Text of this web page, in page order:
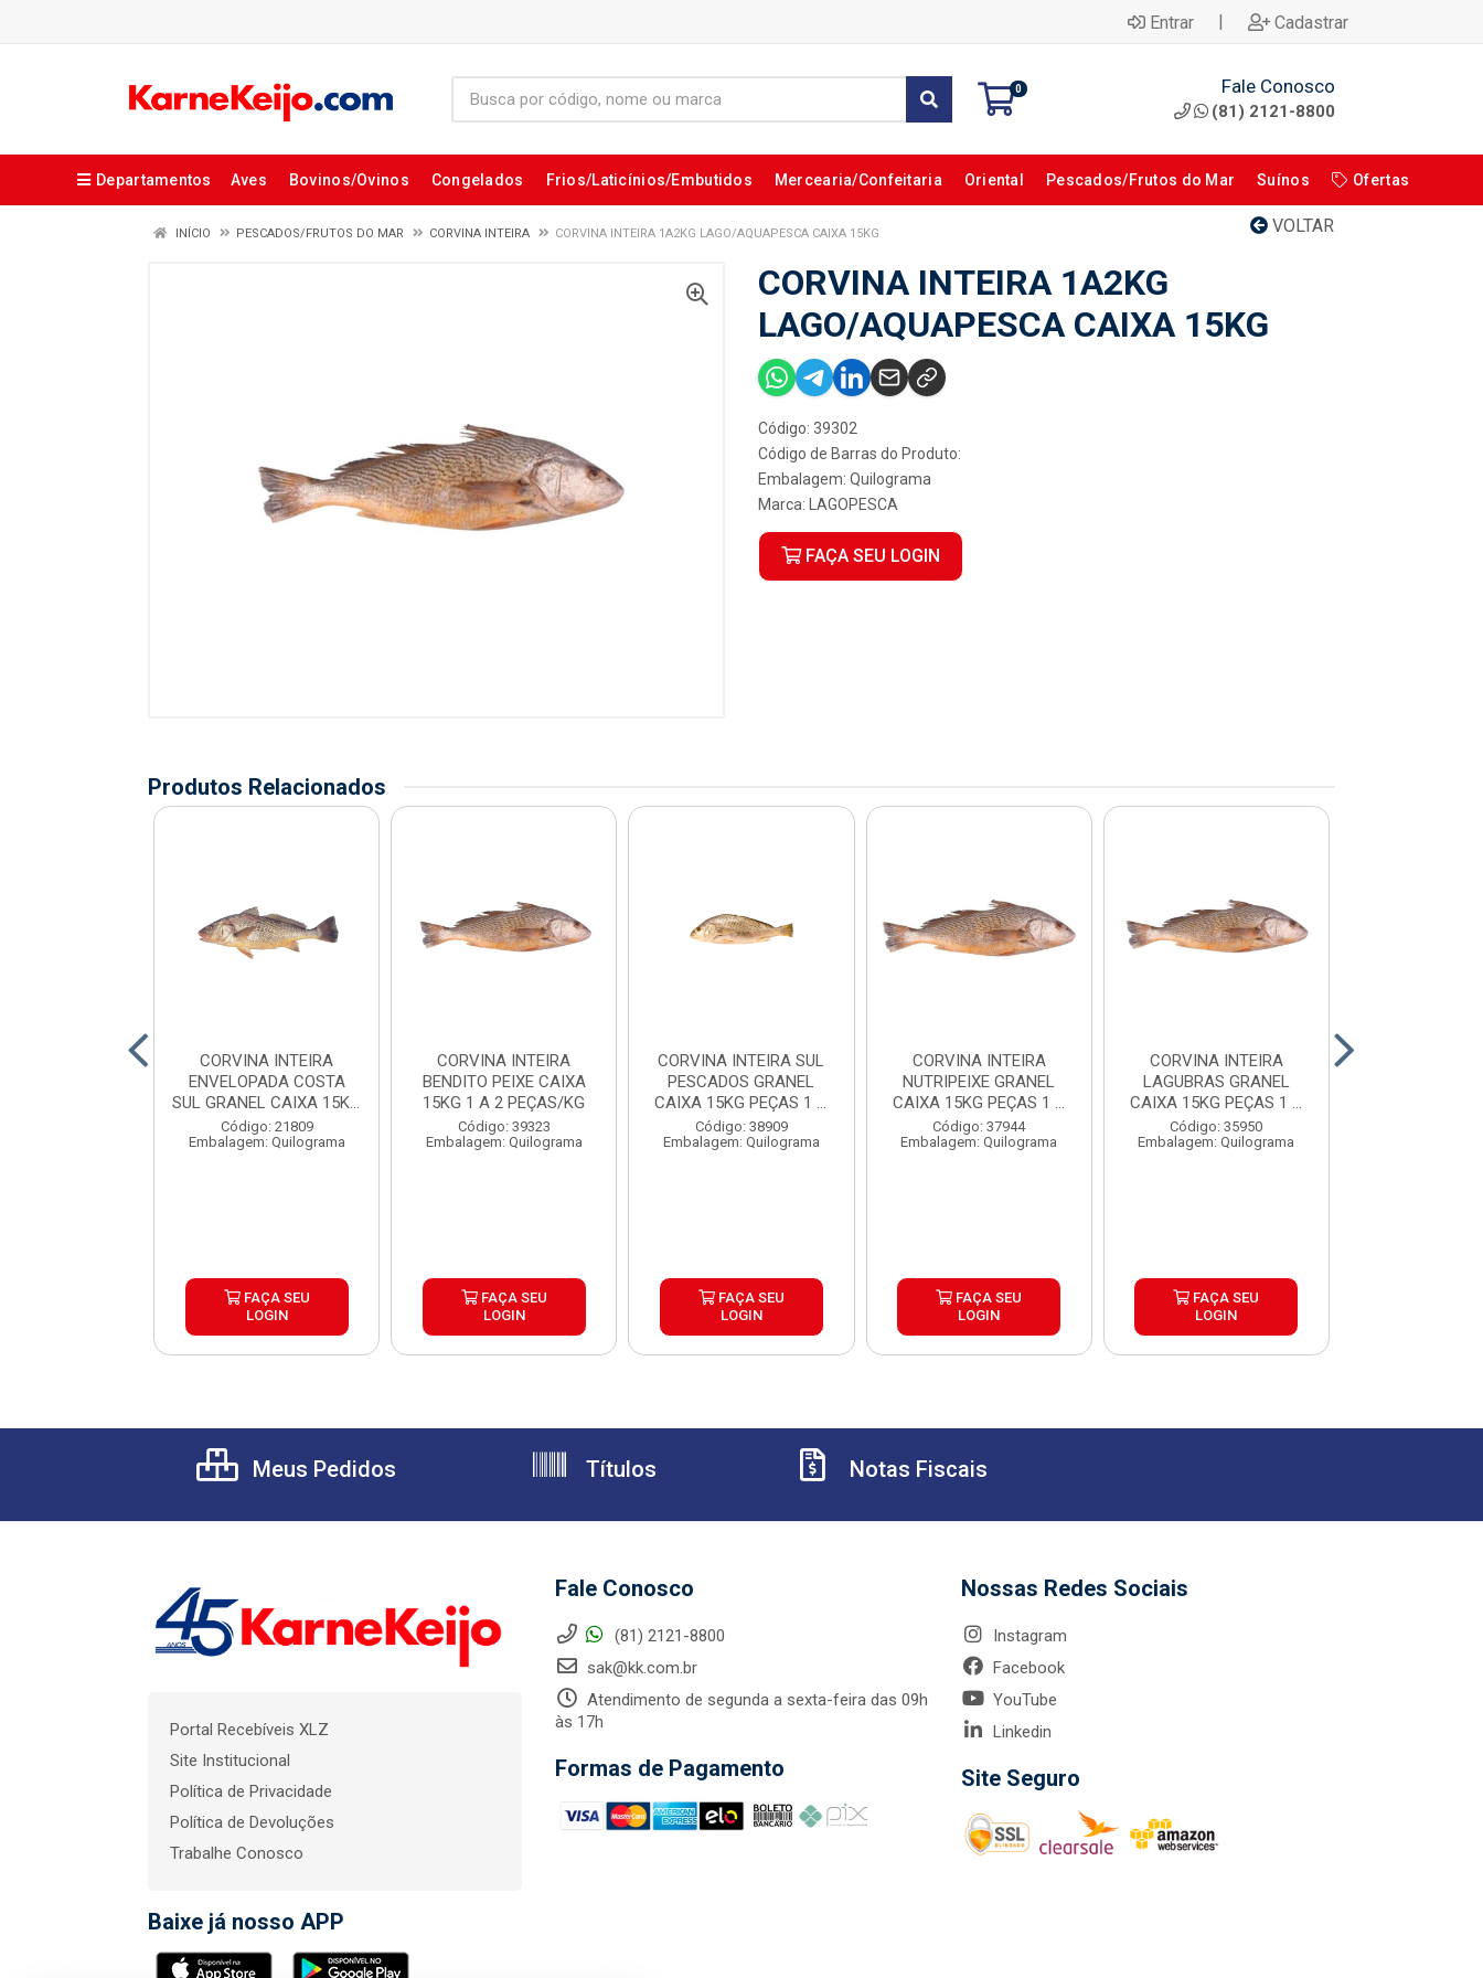
Entrar | Cadastrar
0 Fale Conosco
(81) 2121-8800
Departamentos Aves Bovinos/Ovinos Congelados Frios/Laticínios/Embutidos Mercearia/Confeitaria Oriental Pescados/Frutos do Mar Suínos Ofertas
VOLTAR
INÍCIO PESCADOS/FRUTOS DO MAR CORVINA INTEIRA CORVINA INTEIRA 1A2KG LAGO/AQUAPESCA CAIXA 15KG
CORVINA INTEIRA 1A2KG
LAGO/AQUAPESCA CAIXA 15KG
Código: 39302
Código de Barras do Produto:
Embalagem: Quilograma
Marca:
LAGOPESCA
FAÇA SEU LOGIN
Produtos Relacionados
CORVINA INTEIRA
ENVELOPADA COSTA
SUL GRANEL CAIXA 15KG
PEÇAS...
Código: 21809
Embalagem: Quilograma
FAÇA SEU
LOGIN
CORVINA INTEIRA
BENDITO PEIXE CAIXA
15KG 1 A 2 PEÇAS/KG
Código: 39323
Embalagem: Quilograma
FAÇA SEU
LOGIN
CORVINA INTEIRA SUL
PESCADOS GRANEL
CAIXA 15KG PEÇAS 1 A
2KG
Código: 38909
Embalagem: Quilograma
FAÇA SEU
LOGIN
CORVINA INTEIRA
NUTRIPEIXE GRANEL
CAIXA 15KG PEÇAS 1 A
2KG
Código: 37944
Embalagem: Quilograma
FAÇA SEU
LOGIN
CORVINA INTEIRA
LAGUBRAS GRANEL
CAIXA 15KG PEÇAS 1 A
2KG
Código: 35950
Embalagem: Quilograma
FAÇA SEU
LOGIN
Meus Pedidos Títulos Notas Fiscais
Portal Recebíveis XLZ
Site Institucional
Política de Privacidade
Política de Devoluções
Trabalhe Conosco
Baixe já nosso APP
Fale Conosco
(81) 2121-8800
sak@kk.com.br
Atendimento de segunda a sexta-feira das 09h
às 17h
Formas de Pagamento
Nossas Redes Sociais
Instagram
Facebook
YouTube
Linkedin
Site Seguro